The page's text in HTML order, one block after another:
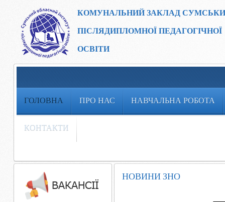
КОМУНАЛЬНИЙ ЗАКЛАД
ПІСЛЯДИПЛОМНОЇ ПЕДАГОГІЧНОЇ
ОСВІТИ
ГОЛОВНА ПРО НАС НАВЧАЛЬНА РОБОТА
КОНТАКТИ
НОВИНИ ЗНО